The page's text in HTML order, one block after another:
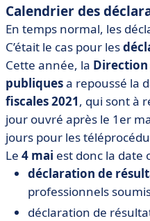
Calendrier des
En temps normal, les
C’était le cas pour les
Cette année, la Direction
publiquesa repoussé la
fiscales 2021, qui sont à
jour ouvré après le 1er
jours pour les
Le 4 mai est donc la date
déclaration de
professionnels
déclaration de